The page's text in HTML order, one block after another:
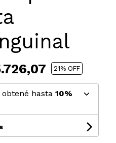
21% OFF
hasta 10%